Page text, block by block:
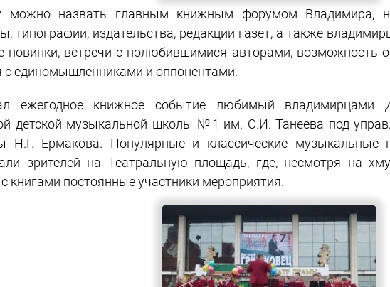
можно назвать главным книжным форумом Владимира,
типографии, издательства, редакции газет, а также
новинки, встречи с полюбившимися авторами, возможность
с единомышленниками и оппонентами.
ежегодное книжное событие любимый владимирцами
детской музыкальной школы №1 им. С.И. Танеева под
Н.Г. Ермакова. Популярные и классические музыкальные
зрителей на Театральную площадь, где, несмотря на
книгами постоянные участники мероприятия.